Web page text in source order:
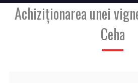
Achiziționarea unei
Ceha